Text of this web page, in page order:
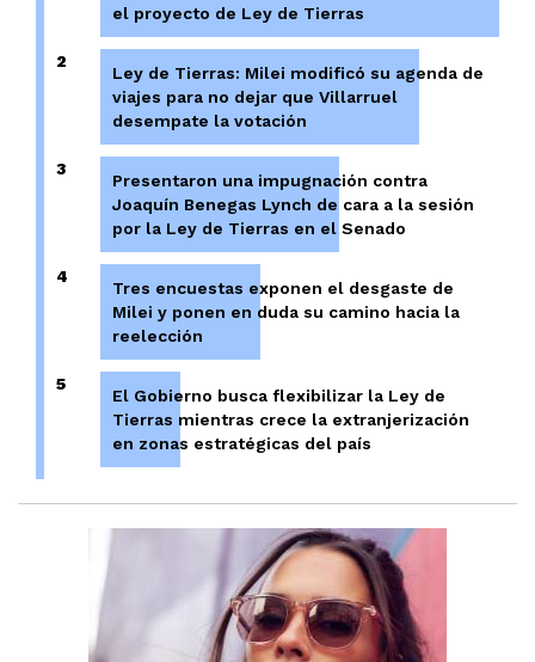
el proyecto de Ley de Tierras
2
Ley de Tierras: Milei modificó su agenda de
viajes para no dejar que Villarruel
desempate la votación
3
Presentaron una impugnación contra
Joaquín Benegas Lynch de cara a la sesión
por la Ley de Tierras en el Senado
4
Tres encuestas exponen el desgaste de
Milei y ponen en duda su camino hacia la
reelección
5
El Gobierno busca flexibilizar la Ley de
Tierras mientras crece la extranjerización
en zonas estratégicas del país